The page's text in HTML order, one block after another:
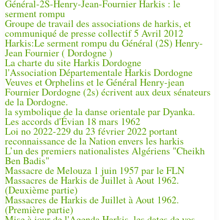
Général-2S-Henry-Jean-Fournier Harkis : le
serment rompu
Groupe de travail des associations de harkis, et
communiqué de presse collectif 5 Avril 2012
Harkis:Le serment rompu du Général (2S) Henry-
Jean Fournier ( Dordogne )
La charte du site Harkis Dordogne
l'Association Départementale Harkis Dordogne
Veuves et Orphelins et le Général Henry-jean
Fournier Dordogne (2s) écrivent aux deux sénateurs
de la Dordogne.
la symbolique de la danse orientale par Dyanka.
Les accords d'Évian 18 mars 1962
Loi no 2022-229 du 23 février 2022 portant
reconnaissance de la Nation envers les harkis
L’un des premiers nationalistes Algériens "Cheikh
Ben Badis"
Massacre de Melouza 1 juin 1957 par le FLN
Massacres de Harkis de Juillet à Aout 1962.
(Deuxième partie)
Massacres de Harkis de Juillet à Aout 1962.
(Première partie)